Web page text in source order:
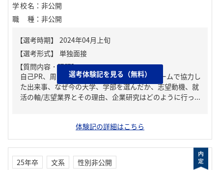
学校名 ： 非公開
職種 ： 非公開
【質問内容・課題】
自己PR、周りからどんな人といわれる？、チームで協力し
た出来事、なぜ今の大学、学部を選んだか、志望動機、就
活の軸/志望業界とその理由、企業研究はどのように行っ...
選考体験記を見る（無料）
体験記の詳細はこちら
25年卒 文系
性別非公開